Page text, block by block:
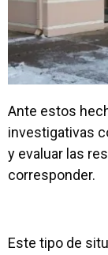
Ante estos
investigativas
y evaluar las
corresponder.
Este tipo de